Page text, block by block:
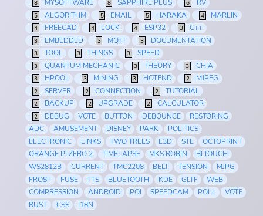
8 MYSOFTWARE 8 SAPPHIRE PLUS 6 RV
5 ALGORITHM 5 EMAIL 5 HARAKA 4 MARLIN
4 FREECAD 4 LOCK 4 ESP32 3 C++
3 EMBEDDED 3 MQTT 3 DOCUMENTATION
3 TOOL 3 THINGS 3 SPEED
3 QUANTUM MECHANIC 3 THEORY 3 CHIA
3 HPOOL 3 MINING 3 HOTEND 2 MJPEG
2 SERVER 2 CONNECTION 2 TUTORIAL
2 BACKUP 2 UPGRADE 2 CALCULATOR
2 DEBUG VOTE BUTTON DEBOUNCE
RESTORING
ADC
AMUSEMENT DISNEY PARK
POLITICS
ELECTRONIC
LINKS TWO TREES E3D STL
OCTOPRINT
ORANGE PI ZERO 2
TIMELAPSE MKS ROBIN
BLTOUCH
WS2812B
CURRENT TMC2208 BELT TENSION
MJPG
FROST
FUSE TTS BLUETOOTH KDE GLTF
WEB
COMPRESSION
ANDROID POI SPEEDCAM POLL
VOTE
RUST
CSS I18N